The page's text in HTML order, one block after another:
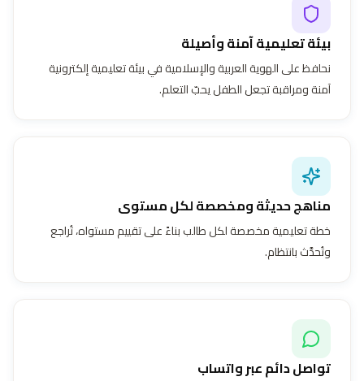
بيئة تعليمية آمنة وأصيلة
نحافظ على الهوية العربية والإسلامية في بيئة تعليمية إلكترونية
آمنة ومراقبة تجعل الطفل يحبّ التعلم.
مناهج حديثة ومخصصة لكل مستوى
خطة تعليمية مخصصة لكل طالب بناءً على تقييم مستواه، تُراجع
وتُحدَّث بانتظام.
تواصل دائم عبر واتساب